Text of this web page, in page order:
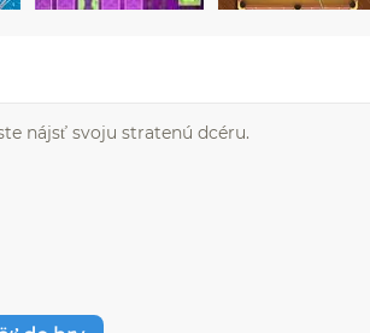
nájsť svoju stratenú dcéru.